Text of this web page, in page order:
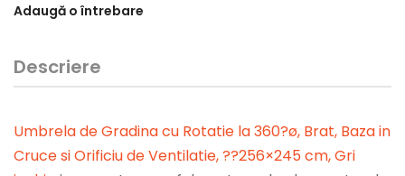
Adaugă o întrebare
Descriere
Umbrela de Gradina cu Rotatie la 360?ø, Brat, Baza in
Cruce si Orificiu de Ventilatie, ??256×245 cm, Gri